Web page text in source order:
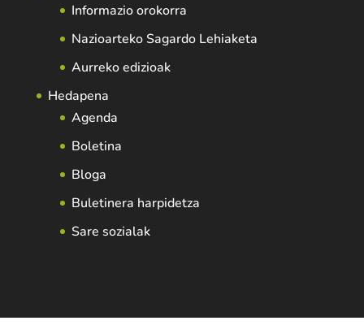
Informazio orokorra
Nazioarteko Sagardo Lehiaketa
Aurreko edizioak
Hedapena
Agenda
Boletina
Bloga
Buletinera harpidetza
Sare sozialak